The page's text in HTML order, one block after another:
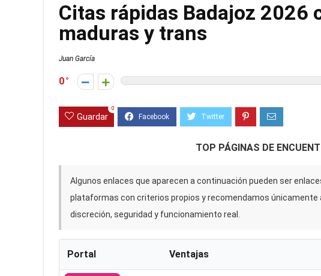
Citas rápidas Badajoz 2026
maduras y trans
Juan García
0
Guardar
0
TOP PÁGINAS DE
Algunos enlaces que aparecen a continuación pueden ser
plataformas con criterios propios y recomendamos
discreción, seguridad y funcionamiento real.
Portal Ventajas